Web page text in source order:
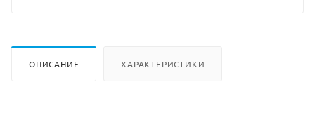
ОПИСАНИЕ ХАРАКТЕРИСТИКИ